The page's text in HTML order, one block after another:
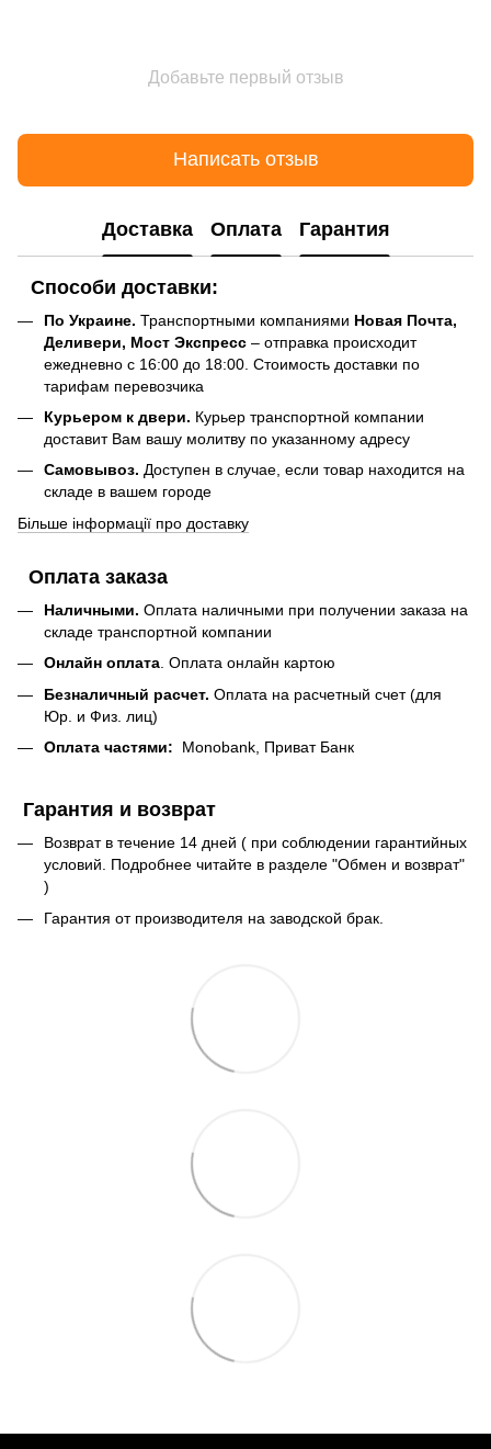
Добавьте первый отзыв
Написать отзыв
Доставка Оплата Гарантия
Способи доставки:
По Украине. Транспортными компаниями Новая Почта,
Деливери, Мост Экспресс – отправка происходит
ежедневно с 16:00 до 18:00. Стоимость доставки по
тарифам перевозчика
Курьером к двери. Курьер транспортной компании
доставит Вам вашу молитву по указанному адресу
Самовывоз. Доступен в случае, если товар находится на
складе в вашем городе
Більше інформації про доставку
Оплата заказа
Наличными. Оплата наличными при получении заказа на
складе транспортной компании
Онлайн оплата . Оплата онлайн картою
Безналичный расчет. Оплата на расчетный счет (для
Юр. и Физ. лиц)
Оплата частями: Monobank, Приват Банк
Гарантия и возврат
Возврат в течение 14 дней ( при соблюдении гарантийных
условий. Подробнее читайте в разделе "Обмен и возврат"
)
Гарантия от производителя на заводской брак.